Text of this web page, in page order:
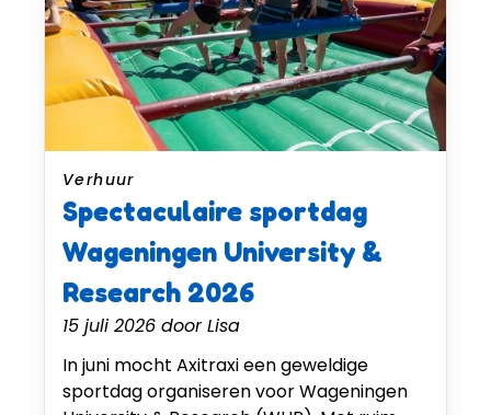
Verhuur
Spectaculaire sportdag
Wageningen University &
Research 2026
15 juli 2026 door Lisa
In juni mocht Axitraxi een geweldige
sportdag organiseren voor Wageningen